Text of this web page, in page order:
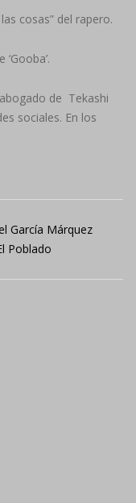
cosas” del rapero.
de Tekashi
sociales. En los
García Márquez
Poblado